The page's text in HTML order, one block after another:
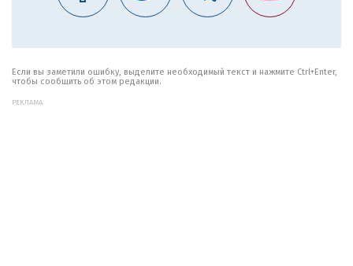
Если вы заметили ошибку, выделите необходимый текст и нажмите Ctrl+Enter,
чтобы сообщить об этом редакции.
РЕКЛАМА: